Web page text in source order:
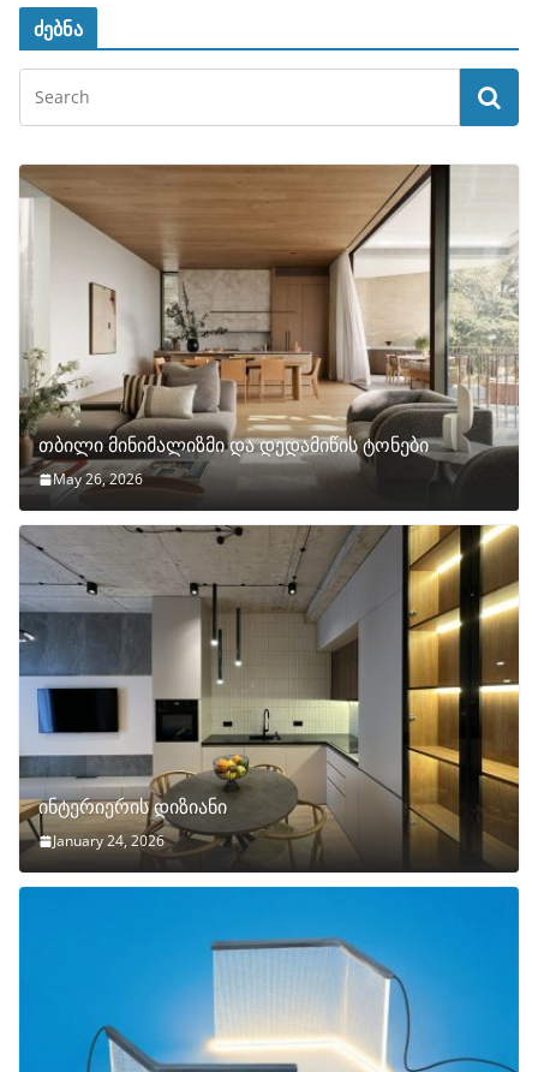
ძებნა
თბილი მინიმალიზმი და დედამიწის ტონები
May 26, 2026
ინტერიერის დიზიანი
January 24, 2026